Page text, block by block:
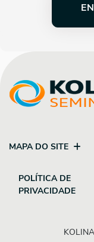
MAPA DO SITE
POLÍTICA DE
PRIVACIDADE